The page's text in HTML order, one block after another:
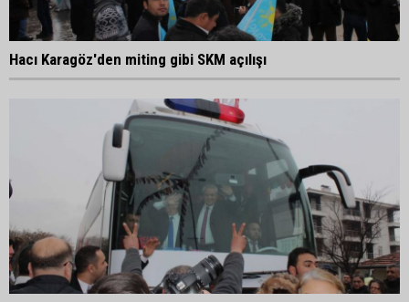
Hacı Karagöz'den miting gibi SKM açılışı